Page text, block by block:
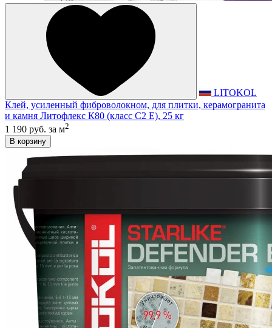
LITOKOL
Клей, усиленный фиброволокном, для плитки, керамогранита
и камня Литофлекс К80 (класс С2 E), 25 кг
1 190 руб. за м2
В корзину